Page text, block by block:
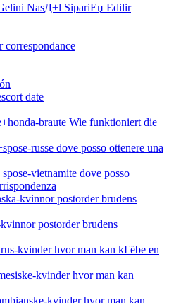
NasД±l SipariЕџ Edilir
correspondance
date
braute Wie funktioniert die
russe dove posso ottenere una
vietnamite dove posso
kvinnor postorder brudens
postorder brudens
kvinder hvor man kan kГёbe en
kvinder hvor man kan
kvinder hvor man kan